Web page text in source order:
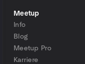
Meetup
Info
Blog
Meetup Pro
Karriere